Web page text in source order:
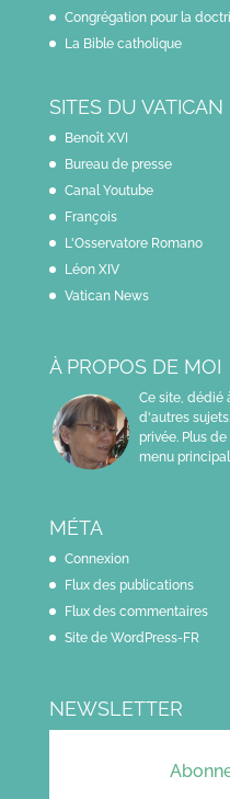
Congrégation pour la
La Bible catholique
SITES DU VATICAN
Benoît XVI
Bureau de presse
Canal Youtube
François
L'Osservatore Romano
Léon XIV
Vatican News
À PROPOS DE MOI
Ce site, dédié
d'autres
privée. Plus
menu
MÉTA
Connexion
Flux des publications
Flux des commentaires
Site de WordPress-FR
NEWSLETTER